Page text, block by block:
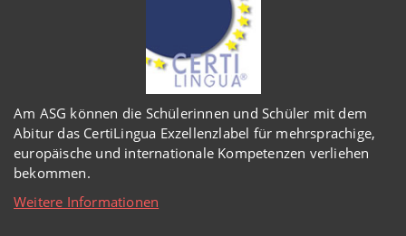
Am ASG können die Schülerinnen und Schüler mit dem
Abitur das CertiLingua Exzellenzlabel für mehrsprachige,
europäische und internationale Kompetenzen verliehen
bekommen.
Weitere Informationen